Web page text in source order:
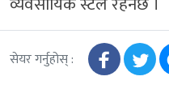
सेयर गर्नुहोस् :